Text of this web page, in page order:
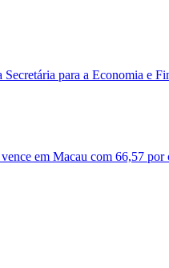
para a Economia e
em Macau com 66,57 por